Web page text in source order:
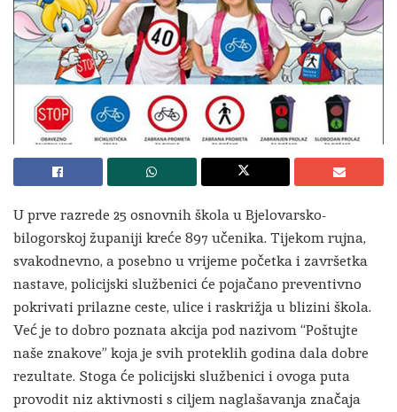
U prve razrede 25 osnovnih škola u Bjelovarsko-
bilogorskoj županiji kreće 897 učenika. Tijekom rujna,
svakodnevno, a posebno u vrijeme početka i završetka
nastave, policijski službenici će pojačano preventivno
pokrivati prilazne ceste, ulice i raskrižja u blizini škola.
Već je to dobro poznata akcija pod nazivom “Poštujte
naše znakove” koja je svih proteklih godina dala dobre
rezultate. Stoga će policijski službenici i ovoga puta
provodit niz aktivnosti s ciljem naglašavanja značaja